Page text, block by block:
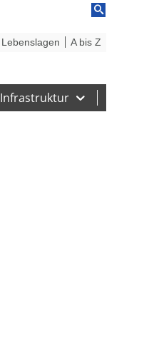
Infrastruktur
Lebenslagen A bis Z